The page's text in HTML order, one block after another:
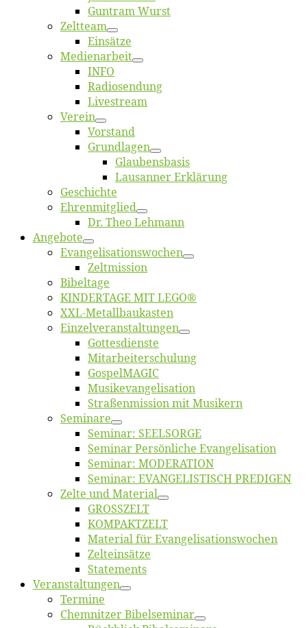
Gun­tram Wurst
Zelt­team
Ein­sät­ze
Me­di­en­ar­beit
INFO
Ra­dio­sen­dung
Live­stream
Ver­ein
Vor­stand
Grund­la­gen
Glaubens­ba­sis
Lausan­ner Erklärung
Ge­schich­te
Eh­ren­mit­glied
Dr. Theo Lehmann
An­ge­bo­te
Evangelisa­tions­wo­chen
Zelt­mis­si­on
Bi­bel­ta­ge
KINDERTAGE MIT LEGO®
XXL-Me­­tal­l­­bau­­kas­­ten
Einzelver­an­stal­tungen
Got­tes­diens­te
Mitarbeiter­schulung
Gos­pel­MA­GIC
Musikevan­ge­li­sa­tion
Straßenmis­sion mit Musikern
Se­mi­na­re
Se­mi­nar: SEELSORGE
Se­mi­nar Per­sön­li­che Evangelisation
Se­mi­nar: MODERATION
Se­mi­nar: EVANGELISTISCH PREDIGEN
Zel­te und Material
GROSSZELT
KOMPAKTZELT
Ma­te­ri­al für Evangelisationswochen
Zelt­ein­sät­ze
State­ments
Ver­an­stal­tun­gen
Ter­mi­ne
Chemnit­zer Bibelseminar